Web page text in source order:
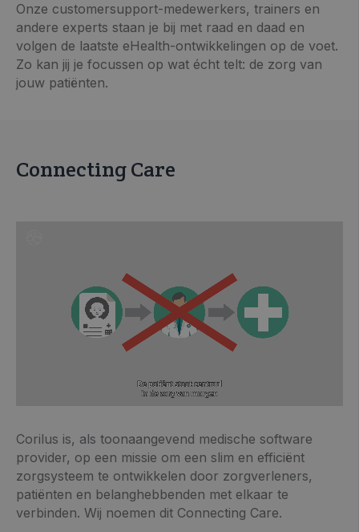
Onze customersupport-medewerkers, trainers en
andere experts staan je bij met raad en daad en
volgen de laatste eHealth-ontwikkelingen op de voet.
Zo kan jij je focussen op wat écht telt: de zorg van
jouw patiënten.
Connecting Care
Corilus is, als toonaangevend medische software
provider, op een missie om een slim en efficiënt
zorgsysteem te ontwikkelen door zorgverleners,
patiënten en belanghebbenden met elkaar te
verbinden. Wij noemen dit Connecting Care.